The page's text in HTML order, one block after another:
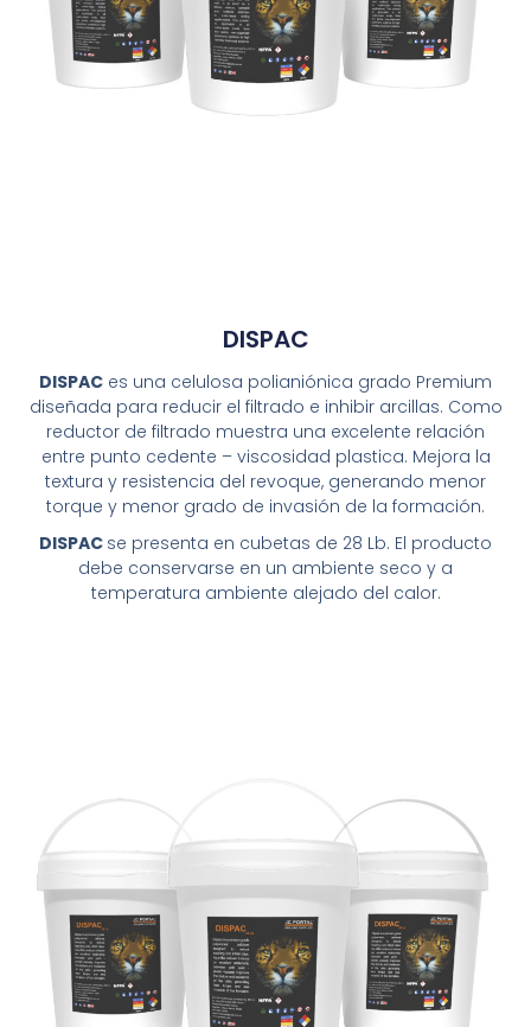
DISPAC
DISPAC es una celulosa polianiónica grado Premium
diseñada para reducir el filtrado e inhibir arcillas. Como
reductor de filtrado muestra una excelente relación
entre punto cedente – viscosidad plastica. Mejora la
textura y resistencia del revoque, generando menor
torque y menor grado de invasión de la formación.
DISPAC se presenta en cubetas de 28 Lb. El producto
debe conservarse en un ambiente seco y a
temperatura ambiente alejado del calor.